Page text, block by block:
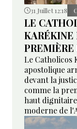
31 Juillet 12:18
LE
KARÉKINE
Le Catholicos
apostolique
devant la
comme la
haut
moderne de